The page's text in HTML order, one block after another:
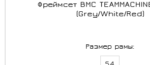
Фреймсет BMC
(Grey/White/Red)
Размер рамы: